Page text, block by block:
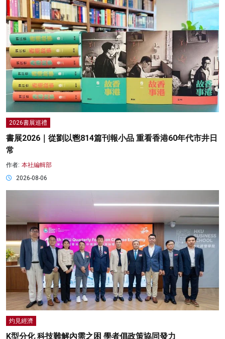
2026書展巡禮
書展2026｜從劉以鬯814篇刊報小品 重看香港60年代市井日
常
作者: 本社編輯部
2026-08-06
灼見經濟
K型分化 科技難解內需之困 學者倡政策協同發力